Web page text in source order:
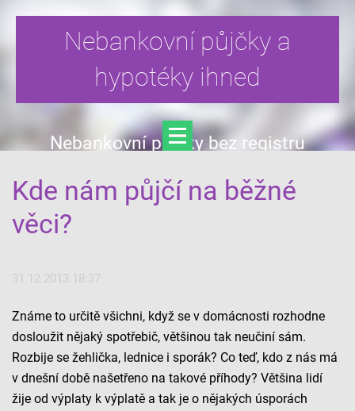
Nebankovní půjčky a
hypotéky ihned
Nebankovní půjčky bez registru
Kde nám půjčí na běžné
věci?
31.12.2013 18:37
Známe to určitě všichni, když se v domácnosti rozhodne
dosloužit nějaký spotřebič, většinou tak neučiní sám.
Rozbije se žehlička, lednice i sporák? Co teď, kdo z nás má
v dnešní době našetřeno na takové příhody? Většina lidí
žije od výplaty k výplatě a tak je o nějakých úsporách